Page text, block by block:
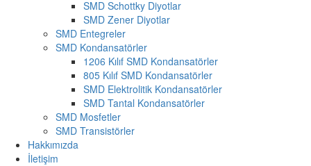
SMD Schottky Diyotlar
SMD Zener Diyotlar
SMD Entegreler
SMD Kondansatörler
1206 Kılıf SMD Kondansatörler
805 Kılıf SMD Kondansatörler
SMD Elektrolitik Kondansatörler
SMD Tantal Kondansatörler
SMD Mosfetler
SMD Transistörler
Hakkımızda
İletişim